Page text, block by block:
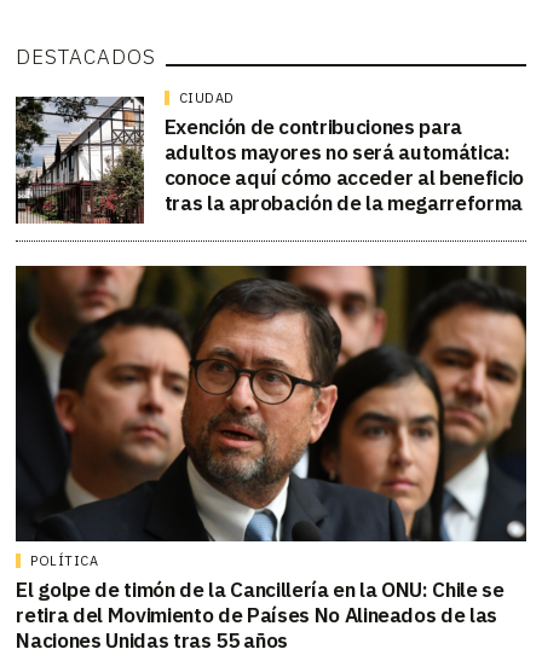
DESTACADOS
CIUDAD
Exención de contribuciones para
adultos mayores no será automática:
conoce aquí cómo acceder al beneficio
tras la aprobación de la megarreforma
POLÍTICA
El golpe de timón de la Cancillería en la ONU: Chile se
retira del Movimiento de Países No Alineados de las
Naciones Unidas tras 55 años